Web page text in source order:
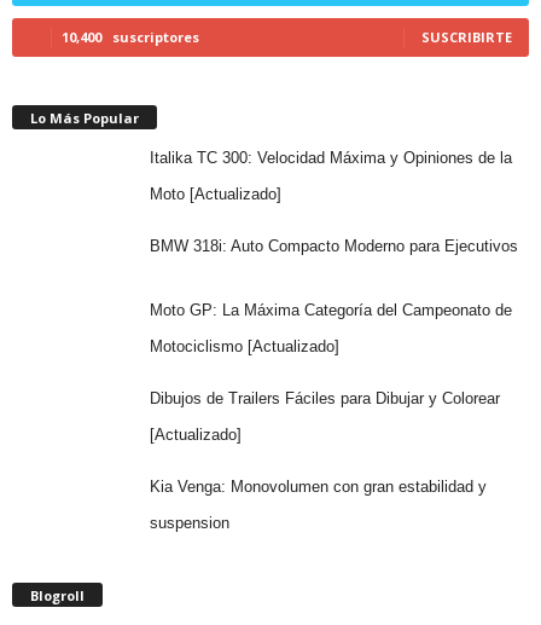
10,400 suscriptores SUSCRIBIRTE
Lo Más Popular
Italika TC 300: Velocidad Máxima y Opiniones de la
Moto [Actualizado]
BMW 318i: Auto Compacto Moderno para Ejecutivos
Moto GP: La Máxima Categoría del Campeonato de
Motociclismo [Actualizado]
Dibujos de Trailers Fáciles para Dibujar y Colorear
[Actualizado]
Kia Venga: Monovolumen con gran estabilidad y
suspension
Blogroll